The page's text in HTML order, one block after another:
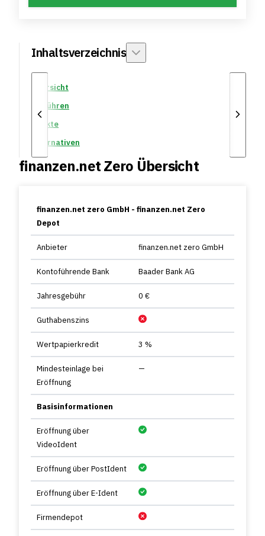
Inhaltsverzeichnis
Übersicht
Gebühren
Märkte
Alternativen
finanzen.net Zero Übersicht
finanzen.net zero GmbH - finanzen.net Zero
Depot
Anbieter finanzen.net zero GmbH
Kontoführende Bank Baader Bank AG
Jahresgebühr 0 €
Guthabenszins
Wertpapierkredit 3 %
Mindesteinlage bei
Eröffnung
—
Basisinformationen
Eröffnung über
VideoIdent
Eröffnung über PostIdent
Eröffnung über E-Ident
Firmendepot